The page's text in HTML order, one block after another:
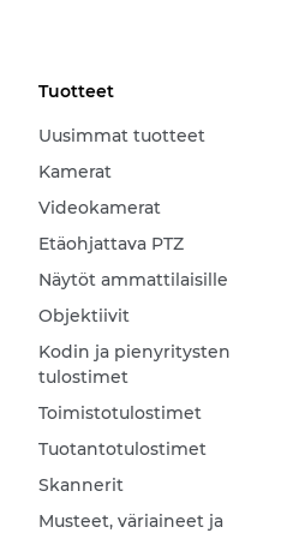
Tuotteet
Uusimmat tuotteet
Kamerat
Videokamerat
Etäohjattava PTZ
Näytöt ammattilaisille
Objektiivit
Kodin ja pienyritysten
tulostimet
Toimistotulostimet
Tuotantotulostimet
Skannerit
Musteet, väriaineet ja